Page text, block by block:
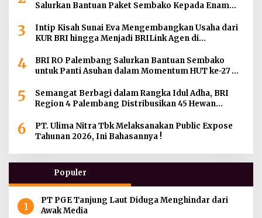
Salurkan Bantuan Paket Sembako Kepada Enam
3
Intip Kisah Sunai Eva Mengembangkan Usaha dari
KUR BRI hingga Menjadi BRILink Agen di
4
BRI RO Palembang Salurkan Bantuan Sembako
untuk Panti Asuhan dalam Momentum HUT ke-27
5
Semangat Berbagi dalam Rangka Idul Adha, BRI
Region 4 Palembang Distribusikan 45 Hewan
Jambi dan Kepulauan Bangka
6
PT. Ulima Nitra Tbk Melaksanakan Public Expose
Tahunan 2026, Ini Bahasannya !
Populer
1
PT PGE Tanjung Laut Diduga Menghindar dari
Awak Media